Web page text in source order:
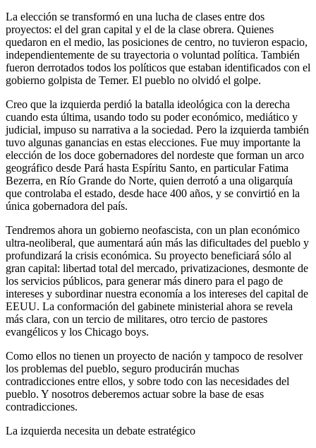
La elección se transformó en una lucha de clases entre dos
proyectos: el del gran capital y el de la clase obrera. Quienes
quedaron en el medio, las posiciones de centro, no tuvieron espacio,
independientemente de su trayectoria o voluntad política. También
fueron derrotados todos los políticos que estaban identificados con el
gobierno golpista de Temer. El pueblo no olvidó el golpe.
Creo que la izquierda perdió la batalla ideológica con la derecha
cuando esta última, usando todo su poder económico, mediático y
judicial, impuso su narrativa a la sociedad. Pero la izquierda también
tuvo algunas ganancias en estas elecciones. Fue muy importante la
elección de los doce gobernadores del nordeste que forman un arco
geográfico desde Pará hasta Espíritu Santo, en particular Fatima
Bezerra, en Río Grande do Norte, quien derrotó a una oligarquía
que controlaba el estado, desde hace 400 años, y se convirtió en la
única gobernadora del país.
Tendremos ahora un gobierno neofascista, con un plan económico
ultra-neoliberal, que aumentará aún más las dificultades del pueblo y
profundizará la crisis económica. Su proyecto beneficiará sólo al
gran capital: libertad total del mercado, privatizaciones, desmonte de
los servicios públicos, para generar más dinero para el pago de
intereses y subordinar nuestra economía a los intereses del capital de
EEUU. La conformación del gabinete ministerial ahora se revela
más clara, con un tercio de militares, otro tercio de pastores
evangélicos y los Chicago boys.
Como ellos no tienen un proyecto de nación y tampoco de resolver
los problemas del pueblo, seguro producirán muchas
contradicciones entre ellos, y sobre todo con las necesidades del
pueblo. Y nosotros deberemos actuar sobre la base de esas
contradicciones.
La izquierda necesita un debate estratégico